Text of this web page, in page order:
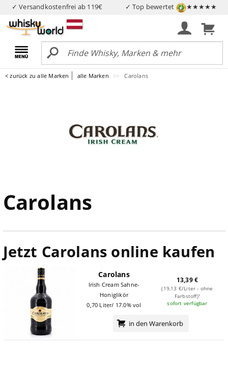
✓ Versandkostenfrei ab 119€ ✓ Top bewertet ★★★★★
< zurück zu alle Marken alle Marken Carolans
Carolans
Jetzt Carolans online kaufen
Carolans
Irish Cream Sahne-
Honiglikör
0,70 Liter/ 17.0% vol
13,39 €
(19,13 €/Liter - ohne
Farbstoff)¹
sofort verfügbar
in den Warenkorb